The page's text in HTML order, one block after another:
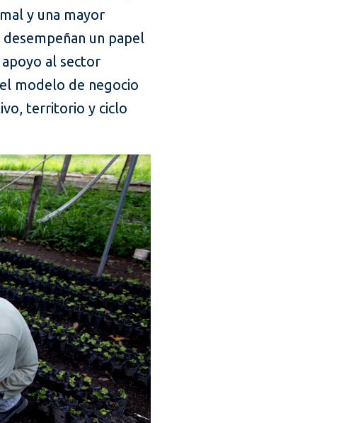
y una mayor
un papel
al sector
modelo de negocio
territorio y ciclo